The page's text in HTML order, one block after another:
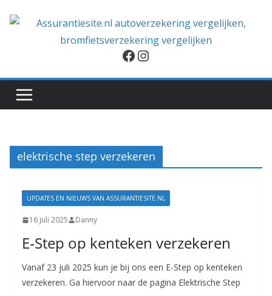
naar
Facebook
Instagram
elektrische step verzekeren
UPDATES EN NIEUWS VAN ASSURANTIESITE.NL
16 juli 2025 Danny
E-Step op kenteken verzekeren
Vanaf 23 juli 2025 kun je bij ons een E-Step op kenteken
verzekeren. Ga hiervoor naar de pagina Elektrische Step